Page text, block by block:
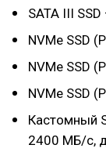
SATA III
NVMe SSD
NVMe SSD
NVMe SSD
Кастомный
2400 МБ/с,